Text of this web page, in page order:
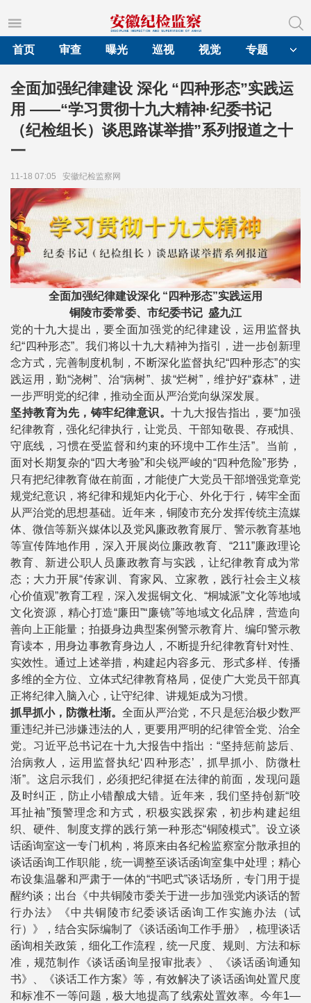
首页
审查 曝光 巡视 视觉 专题
全面加强纪律建设 深化 “四种形态”实践运
用 ——“学习贯彻十九大精神·纪委书记
（纪检组长）谈思路谋举措”系列报道之十
一
11-18 07:05 安徽纪检监察网
全面加强纪律建设深化 “四种形态”实践运用
铜陵市委常委、市纪委书记 盛九江
党的十九大提出，要全面加强党的纪律建设，运用监督执
纪“四种形态”。我们将以十九大精神为指引，进一步创新理
念方式，完善制度机制，不断深化监督执纪“四种形态”的实
践运用，勤“浇树”、治“病树”、拔“烂树”，维护好“森林”，进
一步严明党的纪律，推动全面从严治党向纵深发展。
坚持教育为先，铸牢纪律意识。十九大报告指出，要“加强
纪律教育，强化纪律执行，让党员、干部知敬畏、存戒惧、
守底线，习惯在受监督和约束的环境中工作生活”。当前，
面对长期复杂的“四大考验”和尖锐严峻的“四种危险”形势，
只有把纪律教育做在前面，才能使广大党员干部增强党章党
规党纪意识，将纪律和规矩内化于心、外化于行，铸牢全面
从严治党的思想基础。近年来，铜陵市充分发挥传统主流媒
体、微信等新兴媒体以及党风廉政教育展厅、警示教育基地
等宣传阵地作用，深入开展岗位廉政教育、“211”廉政理论
教育、新进公职人员廉政教育与实践，让纪律教育成为常
态；大力开展“传家训、育家风、立家教，践行社会主义核
心价值观”教育工程，深入发掘铜文化、“桐城派”文化等地域
文化资源，精心打造“廉田”“廉镜”等地域文化品牌，营造向
善向上正能量；拍摄身边典型案例警示教育片、编印警示教
育读本，用身边事教育身边人，不断提升纪律教育针对性、
实效性。通过上述举措，构建起内容多元、形式多样、传播
多维的全方位、立体式纪律教育格局，促使广大党员干部真
正将纪律入脑入心，让守纪律、讲规矩成为习惯。
抓早抓小，防微杜渐。 全面从严治党，不只是惩治极少数严
重违纪并已涉嫌违法的人，更要用严明的纪律管全党、治全
党。习近平总书记在十九大报告中指出：“坚持惩前毖后、
治病救人，运用监督执纪‘四种形态’，抓早抓小、防微杜
渐”。这启示我们，必须把纪律挺在法律的前面，发现问题
及时纠正，防止小错酿成大错。近年来，我们坚持创新“咬
耳扯袖”预警理念和方式，积极实践探索，初步构建起组
织、硬件、制度支撑的践行第一种形态“铜陵模式”。设立谈
话函询室这一专门机构，将原来由各纪检监察室分散承担的
谈话函询工作职能，统一调整至谈话函询室集中处理；精心
布设集温馨和严肃于一体的“书吧式”谈话场所，专门用于提
醒约谈；出台《中共铜陵市委关于进一步加强党内谈话的暂
行办法》《中共铜陵市纪委谈话函询工作实施办法（试
行）》，结合实际编制了《谈话函询工作手册》，梳理谈话
函询相关政策，细化工作流程，统一尺度、规则、方法和标
准，规范制作《谈话函询呈报审批表》、《谈话函询通知
书》、《谈话工作方案》等，有效解决了谈话函询处置尺度
和标准不一等问题，极大地提高了线索处置效率。今年1—